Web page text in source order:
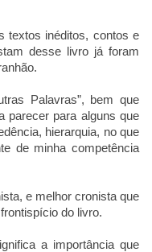
textos inéditos, contos e
desse livro já foram
Palavras”, bem que
parecer para alguns que
hierarquia, no que
de minha competência
e melhor cronista que
do livro.
a importância que